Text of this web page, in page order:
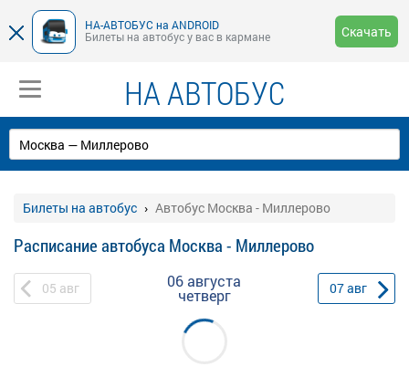
НА-АВТОБУС на ANDROID
Билеты на автобус у вас в кармане
Скачать
НА АВТОБУС
Билеты на автобус Автобус Москва - Миллерово
Расписание автобуса Москва - Миллерово
05 авг 06 августа
четверг 07авг